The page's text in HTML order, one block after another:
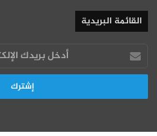
القائمة البريدية
أدخل
بريدك
الإلكتروني